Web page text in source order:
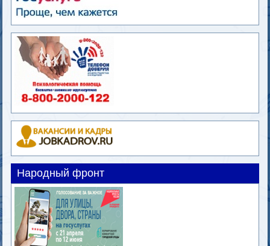
Народный фронт